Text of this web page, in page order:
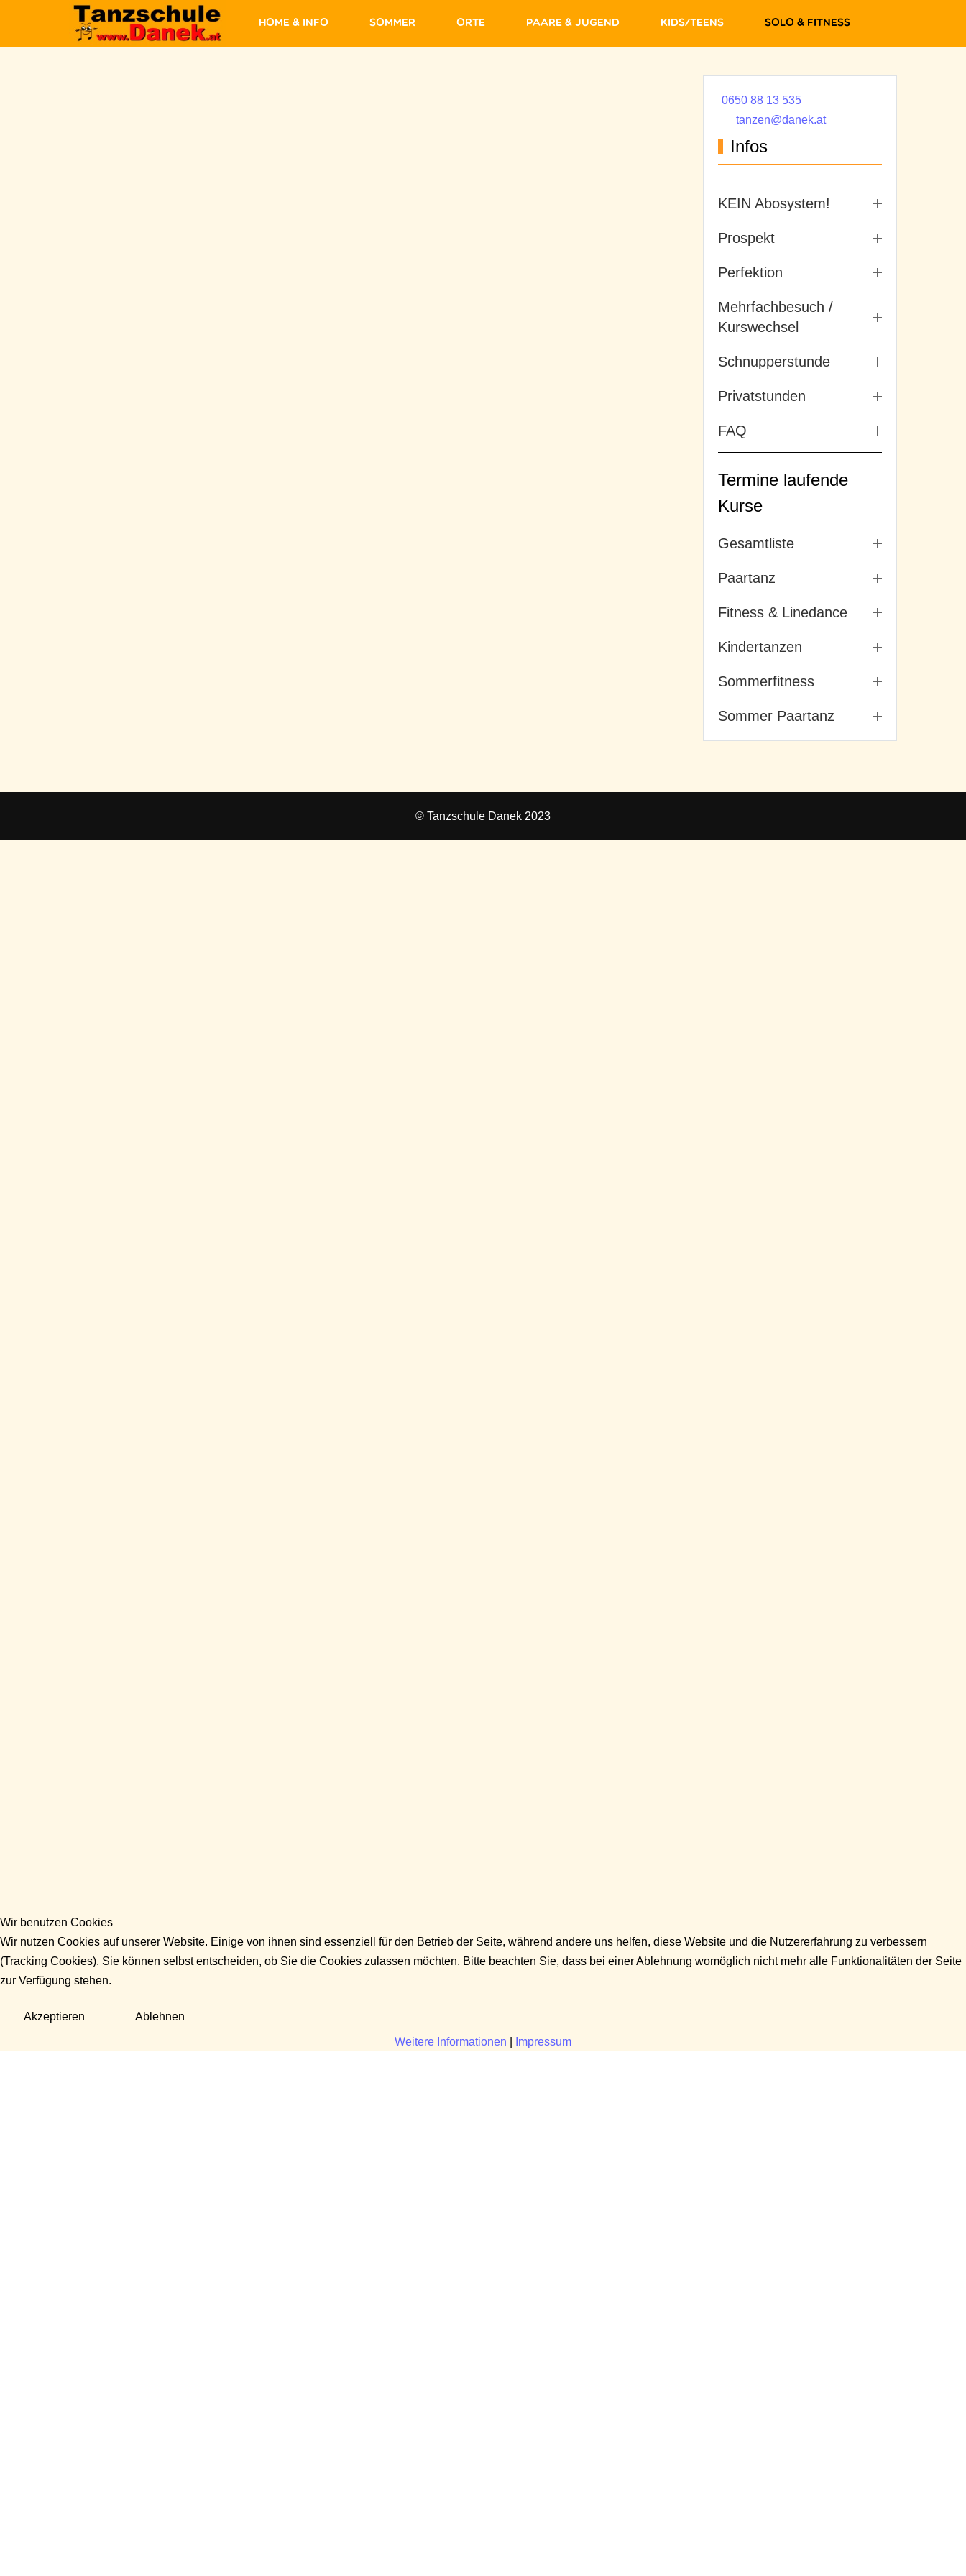
Home & Info Sommer Orte Paare & Jugend Kids/Teens Solo & Fitness
0650 88 13 535
tanzen@danek.at
Infos
KEIN Abosystem!
Prospekt
Perfektion
Mehrfachbesuch /
Kurswechsel
Schnupperstunde
Privatstunden
FAQ
Termine laufende
Kurse
Gesamtliste
Paartanz
Fitness & Linedance
Kindertanzen
Sommerfitness
Sommer Paartanz
© Tanzschule Danek 2023
Wir benutzen Cookies
Wir nutzen Cookies auf unserer Website. Einige von ihnen sind essenziell für den Betrieb der Seite, während andere uns helfen, diese Website und die Nutzererfahrung zu verbessern
(Tracking Cookies). Sie können selbst entscheiden, ob Sie die Cookies zulassen möchten. Bitte beachten Sie, dass bei einer Ablehnung womöglich nicht mehr alle Funktionalitäten der Seite
zur Verfügung stehen.
Akzeptieren Ablehnen
Weitere Informationen Impressum